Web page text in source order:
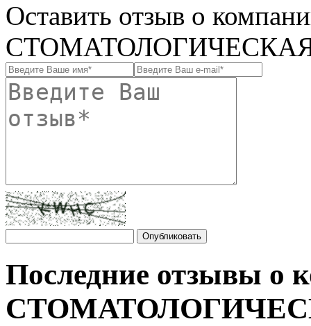
Оставить отзыв о
Последние отзывы